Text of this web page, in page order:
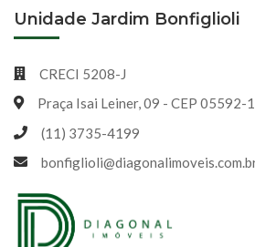
Unidade Jardim Bonfiglioli
CRECI 5208-J
Praça Isai Leiner, 09 - CEP 05592-
(11) 3735-4199